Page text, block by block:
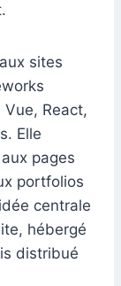
sites
React,
Elle
pages
portfolios
centrale
hébergé
distribué